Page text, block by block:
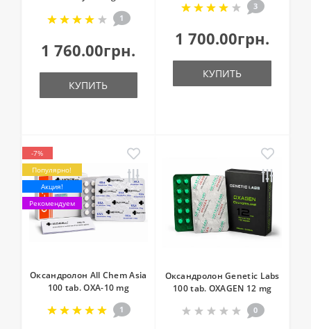
1
1 760.00грн.
КУПИТЬ
3
1 700.00грн.
КУПИТЬ
-7%
Популярно!
Акция!
Рекомендуем
Оксандролон All Chem Asia
100 tab. OXA-10 mg
1
Оксандролон Genetic Labs
100 tab. OXAGEN 12 mg
0